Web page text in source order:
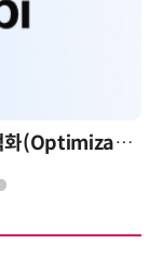
AI 시대의 의사결정을 바꾸는 수리최적화(Optimization): 실제 산업 적용 사례와 활용 전략